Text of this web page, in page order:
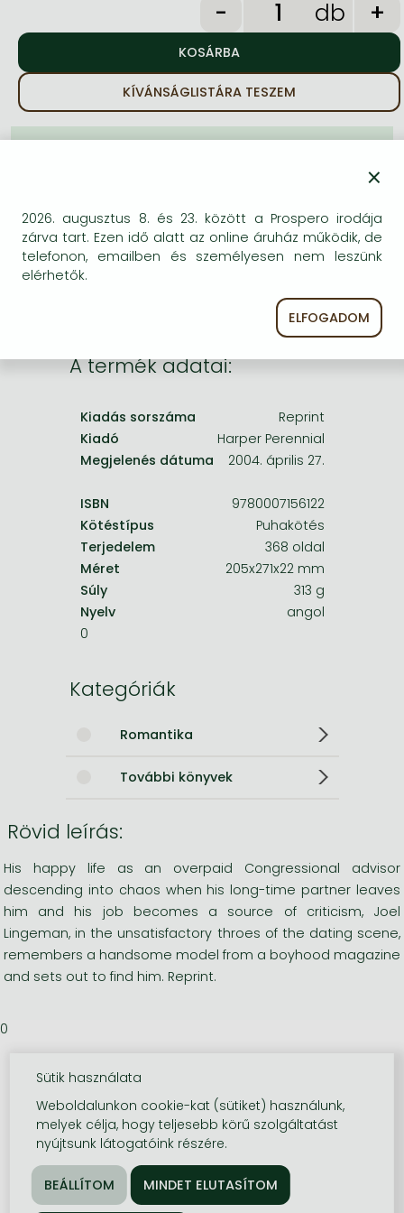
Bleach manga
One-Punch Man manga
db
KÍVÁNSÁGLISTÁRA TESZEM
6 hét..
A Prosperónál jelenleg nincsen raktáron.
A termék adatai:
Kiadás sorszáma
Reprint
Kiadó
Harper Perennial
Megjelenés dátuma
2004. április 27.
ISBN
9780007156122
Kötéstípus
Puhakötés
Terjedelem
368 oldal
Méret
205x271x22 mm
Súly
313 g
Nyelv
angol
0
Kategóriák
Romantika
További könyvek
Rövid leírás:
His happy life as an overpaid Congressional advisor
descending into chaos when his long-time partner leaves
him and his job becomes a source of criticism, Joel
Lingeman, in the unsatisfactory throes of the dating scene,
remembers a handsome model from a boyhood magazine
and sets out to find him. Reprint.
0
×
2026. augusztus 8. és 23. között a Prospero irodája
zárva tart. Ezen idő alatt az online áruház működik, de
telefonon, emailben és személyesen nem leszünk
elérhetők.
ELFOGADOM
Sütik használata
Weboldalunkon cookie-kat (sütiket) használunk,
melyek célja, hogy teljesebb körű szolgáltatást
nyújtsunk látogatóink részére.